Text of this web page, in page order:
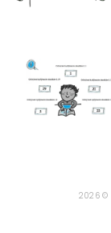
2026 ©